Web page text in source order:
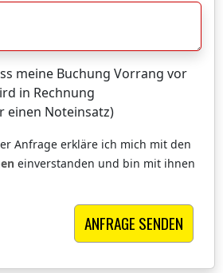
meine Buchung Vorrang vor
in Rechnung
einen Noteinsatz)
Anfrage erkläre ich mich mit den
einverstanden und bin mit ihnen